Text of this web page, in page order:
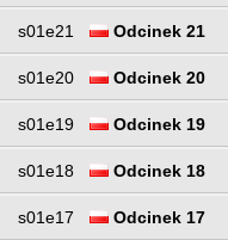
s01e21 Odcinek 21
s01e20 Odcinek 20
s01e19 Odcinek 19
s01e18 Odcinek 18
s01e17 Odcinek 17